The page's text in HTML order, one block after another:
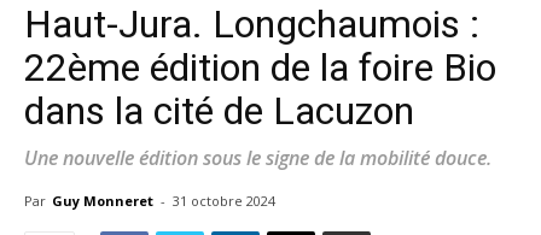
Haut-Jura. Longchaumois :
22ème édition de la foire Bio
dans la cité de Lacuzon
Une nouvelle édition sous le signe de la mobilité douce.
Par Guy Monneret - 31 octobre 2024